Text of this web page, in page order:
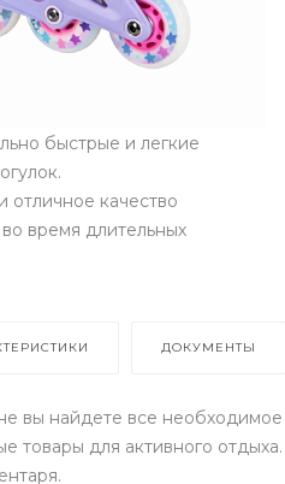
быстрые и легкие
отличное качество
время длительных
ДОКУМЕНТЫ
вы найдете все
товары для активного